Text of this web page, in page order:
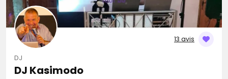
13 avis
DJ
DJ Kasimodo